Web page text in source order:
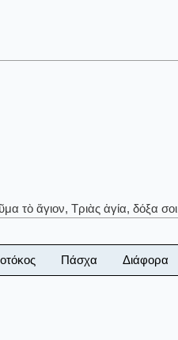
τὸ ἅγιον, Τριὰς ἁγία, δόξα σοι
Πάσχα Διάφορα